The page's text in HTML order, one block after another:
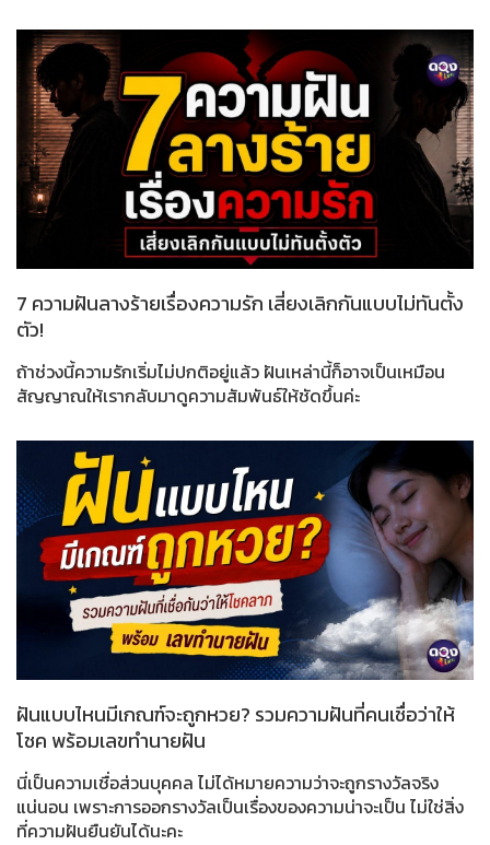
7 ความฝันลางร้ายเรื่องความรัก เสี่ยงเลิกกันแบบไม่ทันตั้ง
ตัว!
ถ้าช่วงนี้ความรักเริ่มไม่ปกติอยู่แล้ว ฝันเหล่านี้ก็อาจเป็นเหมือน
สัญญาณให้เรากลับมาดูความสัมพันธ์ให้ชัดขึ้นค่ะ
ฝันแบบไหนมีเกณฑ์จะถูกหวย? รวมความฝันที่คนเชื่อว่าให้
โชค พร้อมเลขทำนายฝัน
นี่เป็นความเชื่อส่วนบุคคล ไม่ได้หมายความว่าจะถูกรางวัลจริง
แน่นอน เพราะการออกรางวัลเป็นเรื่องของความน่าจะเป็น ไม่ใช่สิ่ง
ที่ความฝันยืนยันได้นะคะ